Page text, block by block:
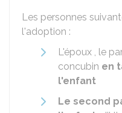
Les personnes
l'adoption :
L'époux , le
concubin en
l'enfant
Le second